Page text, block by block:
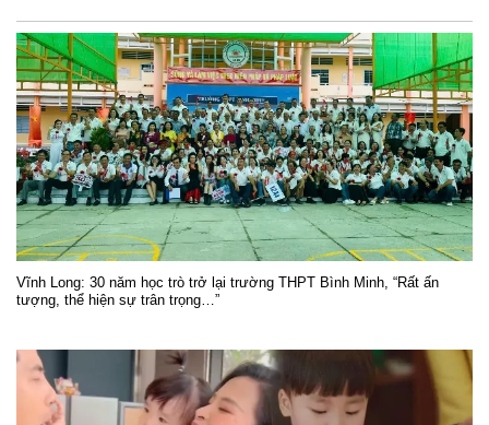
Vĩnh Long: 30 năm học trò trở lại trường THPT Bình Minh, “Rất ấn
tượng, thể hiện sự trân trọng…”